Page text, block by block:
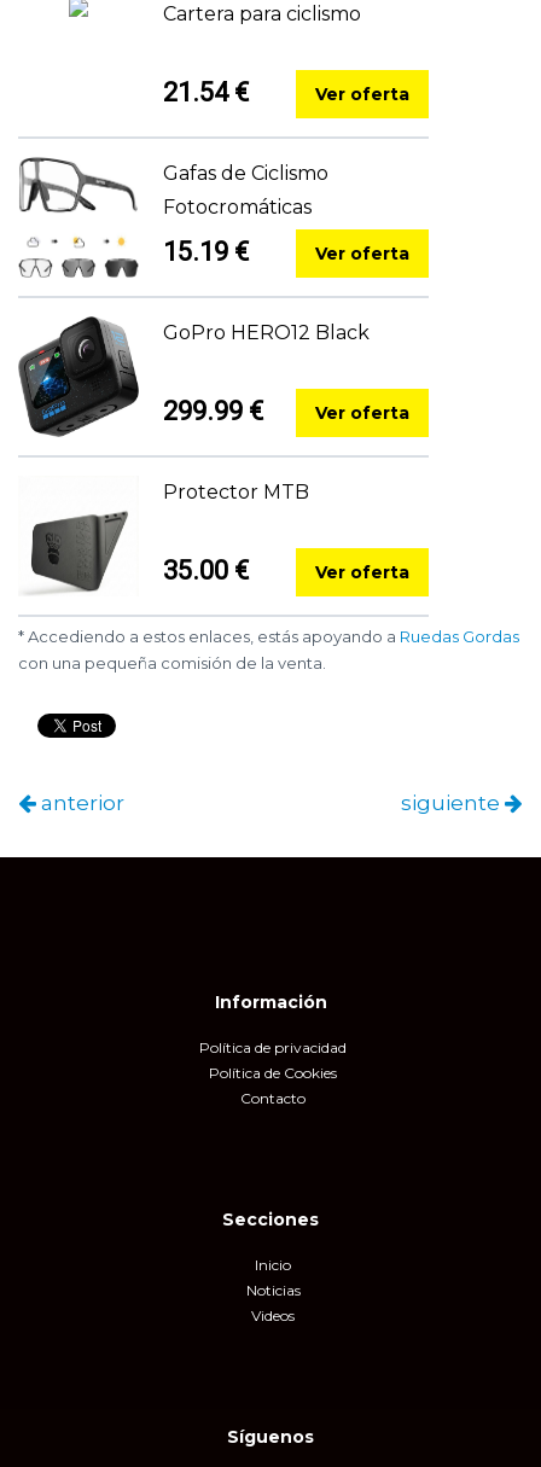
Cartera para ciclismo
21.54 € Ver oferta
Gafas de Ciclismo
Fotocromáticas
15.19 € Ver oferta
GoPro HERO12 Black
299.99 € Ver oferta
Protector MTB
35.00 € Ver oferta
* Accediendo a estos enlaces, estás apoyando a Ruedas Gordas
con una pequeña comisión de la venta.
anterior siguiente
Información
Política de privacidad
Política de Cookies
Contacto
Síguenos
Secciones
Inicio
Noticias
Videos